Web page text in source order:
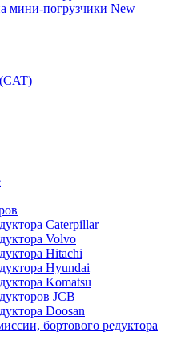
мини-погрузчики New
Caterpillar
Volvo
Hitachi
Hyundai
Komatsu
JCB
Doosan
бортового редуктора